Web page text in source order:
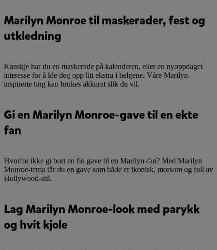
Marilyn Monroe til maskerader, fest og
utkledning
Kanskje har du en maskerade på kalenderen, eller en nyoppdaget
interesse for å kle deg opp litt ekstra i helgene. Våre Marilyn-
inspirerte ting kan brukes akkurat slik du vil.
Gi en Marilyn Monroe-gave til en ekte
fan
Hvorfor ikke gi bort en fin gave til en Marilyn-fan? Med Marilyn
Monroe-tema får du en gave som både er ikonisk, morsom og full av
Hollywood-stil.
Lag Marilyn Monroe-look med parykk
og hvit kjole